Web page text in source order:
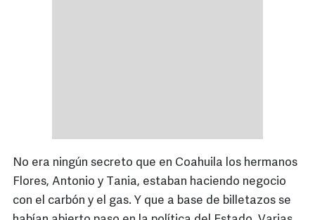
No era ningún secreto que en Coahuila los hermanos
Flores, Antonio y Tania, estaban haciendo negocio
con el carbón y el gas. Y que a base de billetazos se